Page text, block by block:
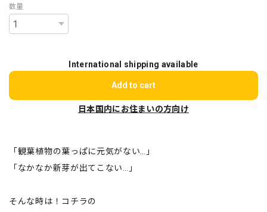
数量
International shipping available
Add to cart
日本国内にお住まいの方向け
「観葉植物の葉っぱに元気がない…」
「なかなか新芽が出てこない…」
そんな時は！コチラの